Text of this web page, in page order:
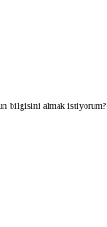
bilgisini almak istiyorum?